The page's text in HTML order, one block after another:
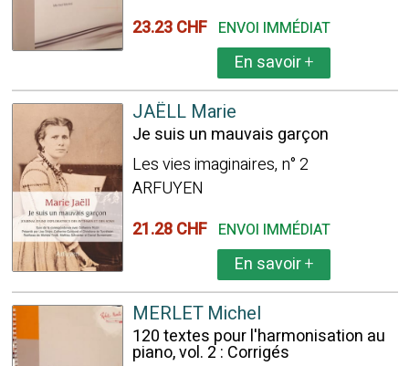
23.23 CHF ENVOI IMMÉDIAT
En savoir+
JAËLL Marie
Je suis un mauvais garçon
Les vies imaginaires, n° 2
ARFUYEN
21.28 CHF ENVOI IMMÉDIAT
En savoir+
MERLET Michel
120 textes pour l'harmonisation au
piano, vol. 2 : Corrigés